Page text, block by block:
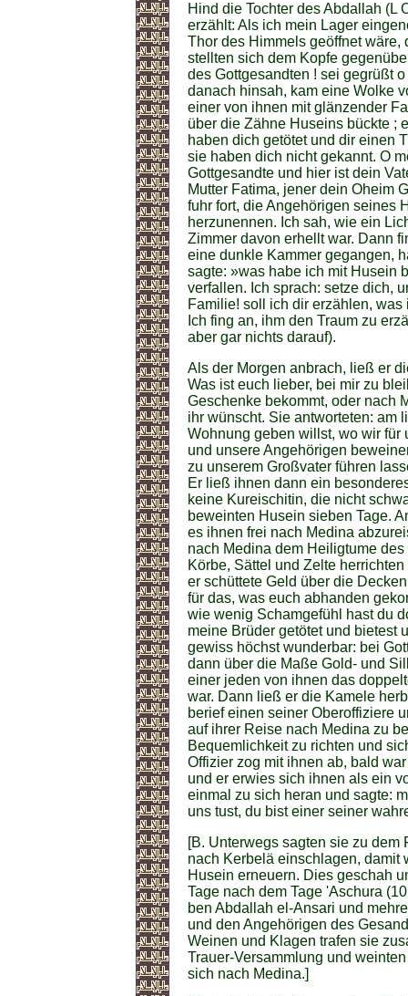
Hind die Tochter des Abdallah (L
erzählt: Als ich mein Lager
Thor des Himmels geöffnet
stellten sich dem Kopfe
des Gottgesandten ! sei gegrüßt
danach hinsah, kam eine Wolke
einer von ihnen mit glänzender
über die Zähne Huseins bückte ;
haben dich getötet und dir einen
sie haben dich nicht gekannt. O
Gottgesandte und hier ist dein
Mutter Fatima, jener dein Oheim
fuhr fort, die Angehörigen seines
herzunennen. Ich sah, wie ein
Zimmer davon erhellt war. Dann
eine dunkle Kammer gegangen,
sagte: »was habe ich mit Husein
verfallen. Ich sprach: setze dich,
Familie! soll ich dir erzählen,
Ich fing an, ihm den Traum zu
aber gar nichts darauf).
Als der Morgen anbrach, ließ er
Was ist euch lieber, bei mir zu
Geschenke bekommt, oder nach
ihr wünscht. Sie antworteten: am
Wohnung geben willst, wo wir für
und unsere Angehörigen
zu unserem Großvater führen
Er ließ ihnen dann ein
keine Kureischitin, die nicht
beweinten Husein sieben Tage.
es ihnen frei nach Medina
nach Medina dem Heiligtume
Körbe, Sättel und Zelte
er schüttete Geld über die
für das, was euch abhanden
wie wenig Schamgefühl hast du
meine Brüder getötet und bietest
gewiss höchst wunderbar: bei
dann über die Maße Gold- und
einer jeden von ihnen das
war. Dann ließ er die Kamele
berief einen seiner Oberoffiziere
auf ihrer Reise nach Medina zu
Bequemlichkeit zu richten und
Offizier zog mit ihnen ab, bald
und er erwies sich ihnen als ein
einmal zu sich heran und sagte:
uns tust, du bist einer seiner
[B. Unterwegs sagten sie zu dem
nach Kerbelä einschlagen, damit
Husein erneuern. Dies geschah
Tage nach dem Tage 'Aschura
ben Abdallah el-Ansari und
und den Angehörigen des
Weinen und Klagen trafen sie
Trauer-Versammlung und
sich nach Medina.]